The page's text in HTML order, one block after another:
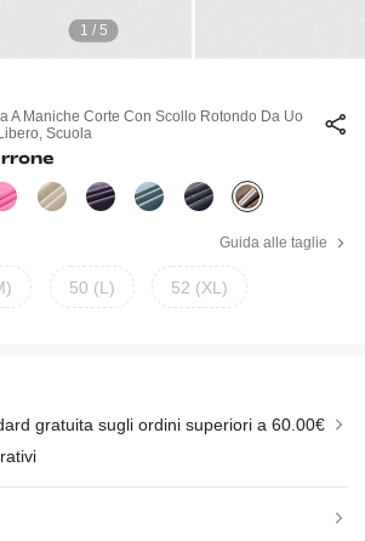
1 / 5
A Maniche Corte Con Scollo Rotondo Da Uo
Scuola
Guida alle taglie
50 (L) 52 (XL)
gratuita sugli ordini superiori a 60.00€